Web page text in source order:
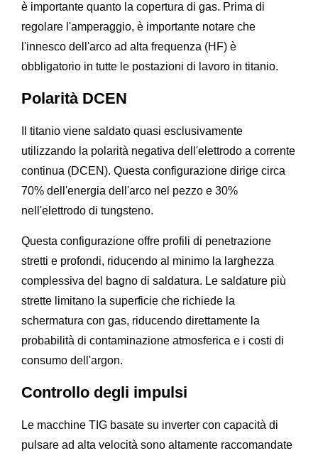
è importante quanto la copertura di gas. Prima di
regolare l'amperaggio, è importante notare che
l'innesco dell'arco ad alta frequenza (HF) è
obbligatorio in tutte le postazioni di lavoro in titanio.
Polarità DCEN
Il titanio viene saldato quasi esclusivamente
utilizzando la polarità negativa dell'elettrodo a corrente
continua (DCEN). Questa configurazione dirige circa
70% dell'energia dell'arco nel pezzo e 30%
nell'elettrodo di tungsteno.
Questa configurazione offre profili di penetrazione
stretti e profondi, riducendo al minimo la larghezza
complessiva del bagno di saldatura. Le saldature più
strette limitano la superficie che richiede la
schermatura con gas, riducendo direttamente la
probabilità di contaminazione atmosferica e i costi di
consumo dell'argon.
Controllo degli impulsi
Le macchine TIG basate su inverter con capacità di
pulsare ad alta velocità sono altamente raccomandate